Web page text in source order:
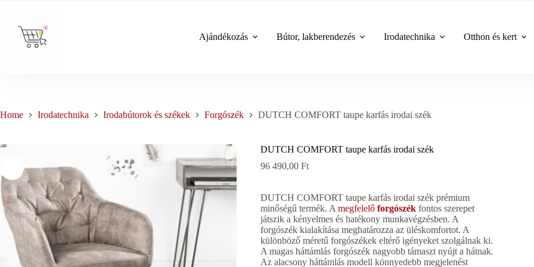
content
Ajándékozás
Bútor, lakberendezés Irodatechnika Otthon és kert
Home Irodatechnika Irodabútorok és székek Forgószék DUTCH COMFORT taupe karfás irodai szék
DUTCH COMFORT taupe karfás irodai szék
96 490,00Ft
DUTCH COMFORT taupe karfás irodai szék prémium
minőségű termék. Amegfelelőforgószék fontos szerepet
játszik a kényelmes és hatékony munkavégzésben. A
forgószék kialakítása meghatározza az üléskomfortot. A
különböző méretű forgószékek eltérő igényeket szolgálnak ki.
A magas háttámlás forgószék nagyobb támaszt nyújt a hátnak.
Az alacsony háttámlás modell könnyedebb megjelenést